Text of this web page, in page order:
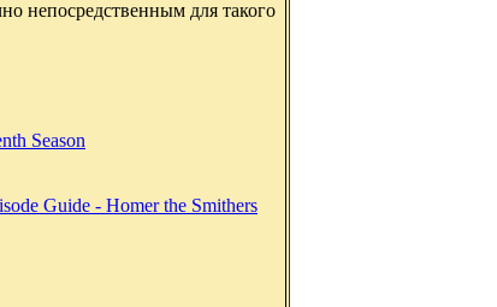
непосредственным для такого
Season
Guide - Homer the Smithers